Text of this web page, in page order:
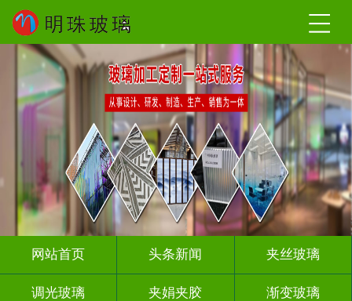
网站首页 头条新闻 夹丝玻璃
调光玻璃 夹娟夹胶 渐变玻璃